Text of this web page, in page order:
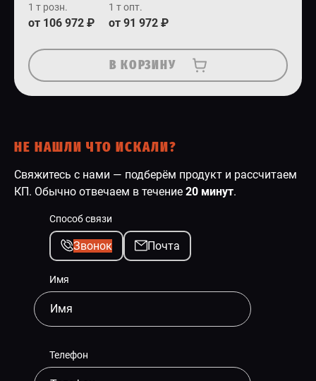
1 т розн.
от 106 972 ₽
1 т опт.
от 91 972 ₽
В КОРЗИНУ
НЕ НАШЛИ ЧТО ИСКАЛИ?
Свяжитесь с нами — подберём продукт и рассчитаем
КП. Обычно отвечаем в течение 20 минут.
Способ связи
Звонок Почта
Имя
Телефон